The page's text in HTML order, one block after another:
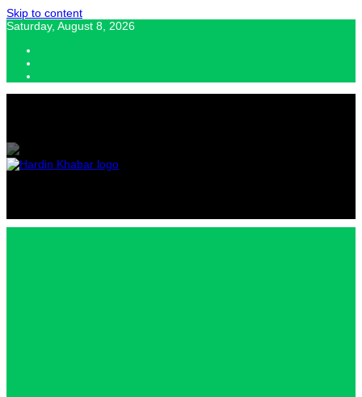
Skip to content
Saturday, August 8, 2026